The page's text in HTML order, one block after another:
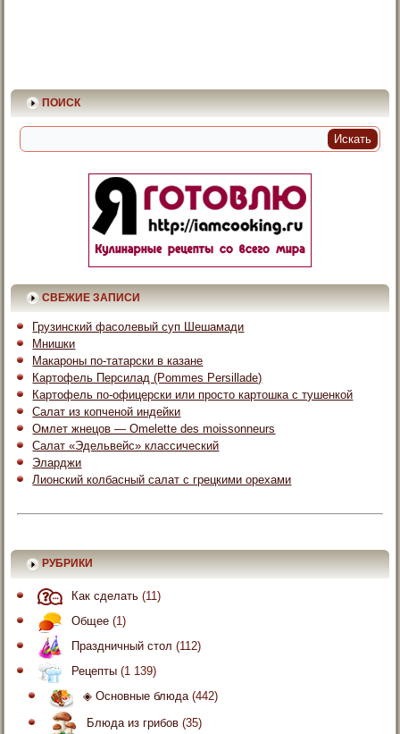
ПОИСК
СВЕЖИЕ ЗАПИСИ
Грузинский фасолевый суп Шешамади
Мнишки
Макароны по-татарски в казане
Картофель Персилад (Pommes Persillade)
Картофель по-офицерски или просто картошка с тушенкой
Салат из копченой индейки
Омлет жнецов — Omelette des moissonneurs
Салат «Эдельвейс» классический
Эларджи
Лионский колбасный салат с грецкими орехами
РУБРИКИ
Как сделать (11)
Общее (1)
Праздничный стол (112)
Рецепты (1 139)
◈ Основные блюда(442)
Блюда из грибов (35)